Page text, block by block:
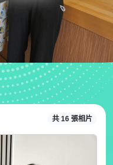
共 16 張相片